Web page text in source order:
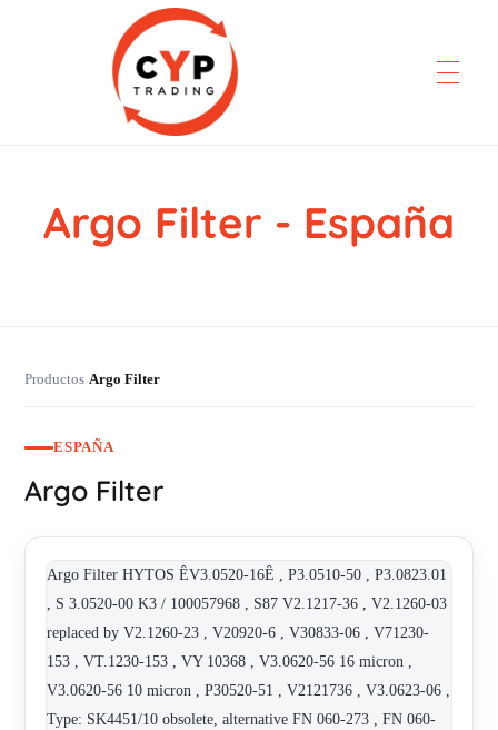
CYP Trading
Professionelle Ersatzteilbeschaffung
Argo Filter - España
Productos›Argo Filter
ESPAÑA
Argo Filter
Argo Filter HYTOS ÊV3.0520-16Ê , P3.0510-50 , P3.0823.01
, S 3.0520-00 K3 / 100057968 , S87 V2.1217-36 , V2.1260-03
replaced by V2.1260-23 , V20920-6 , V30833-06 , V71230-
153 , VT.1230-153 , VY 10368 , V3.0620-56 16 micron ,
V3.0620-56 10 micron , P30520-51 , V2121736 , V3.0623-06 ,
Type: SK4451/10 obsolete, alternative FN 060-273 , FN 060-